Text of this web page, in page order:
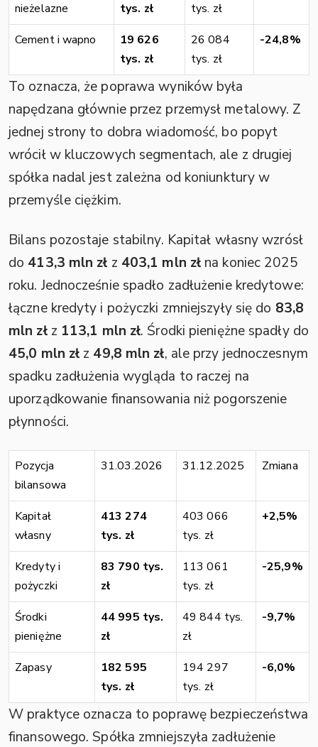
nieżelazne tys. zł
tys. zł
Cement i wapno
19 626
tys. zł
26 084
tys. zł
-24,8%
To oznacza, że poprawa wyników była
napędzana głównie przez przemysł metalowy. Z
jednej strony to dobra wiadomość, bo popyt
wrócił w kluczowych segmentach, ale z drugiej
spółka nadal jest zależna od koniunktury w
przemyśle ciężkim.
Bilans pozostaje stabilny. Kapitał własny wzrósł
do 413,3 mln zł z 403,1 mln zł na koniec 2025
roku. Jednocześnie spadło zadłużenie kredytowe:
łączne kredyty i pożyczki zmniejszyły się do 83,8
mln złz 113,1 mln zł. Środki pieniężne spadły do
45,0 mln zł z 49,8 mln zł, ale przy jednoczesnym
spadku zadłużenia wygląda to raczej na
uporządkowanie finansowania niż pogorszenie
płynności.
Pozycja
bilansowa
31.03.2026 31.12.2025 Zmiana
Kapitał
własny
413 274
tys. zł
403 066
tys. zł
+2,5%
Kredyty i
pożyczki
83 790 tys.
zł
113 061
tys. zł
-25,9%
Środki
pieniężne
44 995 tys.
zł
49 844 tys.
zł
-9,7%
Zapasy
182 595
tys. zł
194 297
tys. zł
-6,0%
W praktyce oznacza to poprawę bezpieczeństwa
finansowego. Spółka zmniejszyła zadłużenie